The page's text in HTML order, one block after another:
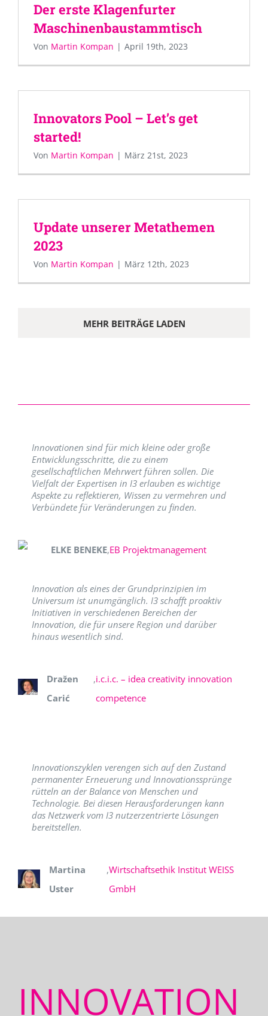
Der erste Klagenfurter
Maschinenbaustammtisch
Von Martin Kompan | April 19th, 2023
Innovators Pool – Let’s get
started!
Von Martin Kompan | März 21st, 2023
Update unserer Metathemen
2023
Von Martin Kompan | März 12th, 2023
MEHR BEITRÄGE LADEN
Innovationen sind für mich kleine oder große
Entwicklungsschritte, die zu einem
gesellschaftlichen Mehrwert führen sollen. Die
Vielfalt der Expertisen in I3 erlauben es wichtige
Aspekte zu reflektieren, Wissen zu vermehren und
Verbündete für Veränderungen zu finden.
ELKE BENEKE,EB Projektmanagement
Innovation als eines der Grundprinzipien im
Universum ist unumgänglich. I3 schafft proaktiv
Initiativen in verschiedenen Bereichen der
Innovation, die für unsere Region und darüber
hinaus wesentlich sind.
Dražen
Carić
,i.c.i.c. – idea creativity innovation
competence
Innovationszyklen verengen sich auf den Zustand
permanenter Erneuerung und Innovationssprünge
rütteln an der Balance von Menschen und
Technologie. Bei diesen Herausforderungen kann
das Netzwerk vom I3 nutzerzentrierte Lösungen
bereitstellen.
Martina
Uster
,Wirtschaftsethik Institut WEISS
GmbH
INNOVATION